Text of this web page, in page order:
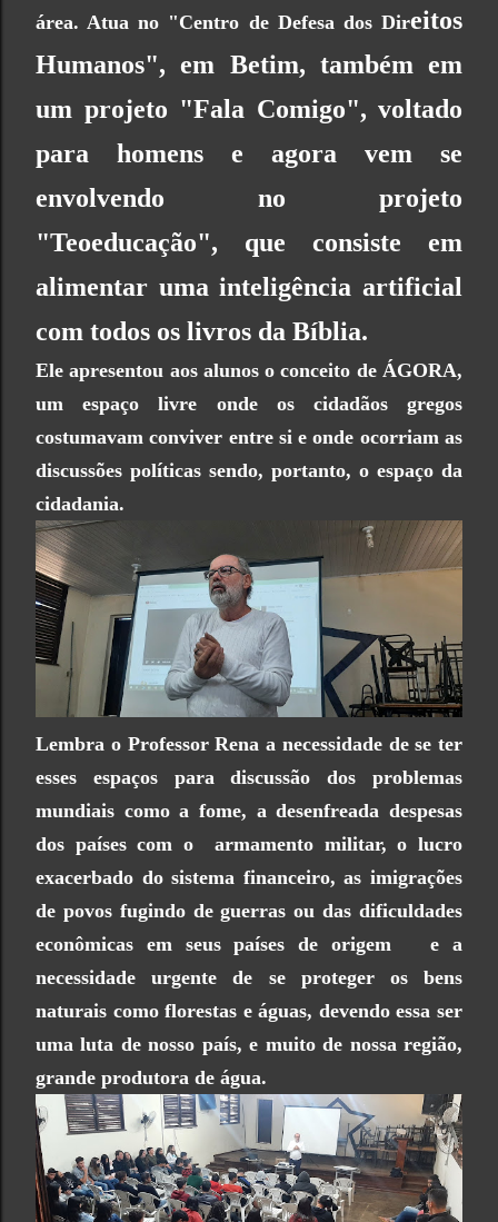
área. Atua no "Centro de Defesa dos Direitos
Humanos", em Betim, também em
um projeto "Fala Comigo", voltado
para homens e agora vem se
envolvendo no projeto
"Teoeducação", que consiste em
alimentar uma inteligência artificial
com todos os livros da Bíblia.
Ele apresentou aos alunos o conceito de ÁGORA,
um espaço livre onde os cidadãos gregos
costumavam conviver entre si e onde ocorriam as
discussões políticas sendo, portanto, o espaço da
cidadania.
Lembra o Professor Rena a necessidade de se ter
esses espaços para discussão dos problemas
mundiais como a fome, a desenfreada despesas
dos países com o armamento militar, o lucro
exacerbado do sistema financeiro, as imigrações
de povos fugindo de guerras ou das dificuldades
econômicas em seus países de origem e a
necessidade urgente de se proteger os bens
naturais como florestas e águas, devendo essa ser
uma luta de nosso país, e muito de nossa região,
grande produtora de água.